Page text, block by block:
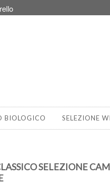
BIOLOGICO SELEZIONE
SELEZIONE